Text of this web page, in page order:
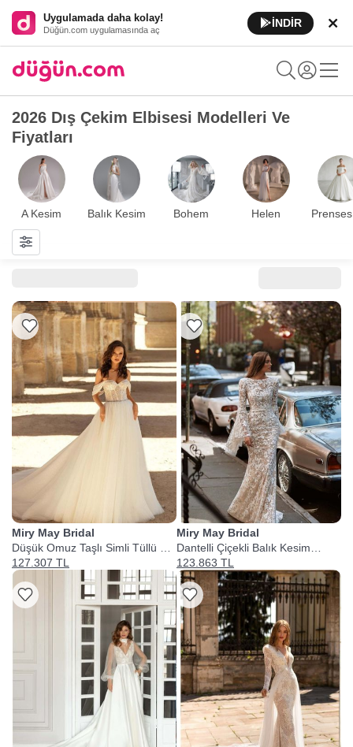
Uygulamada daha kolay!
Düğün.com uygulamasında aç
İNDİR
2026 Dış Çekim Elbisesi Modelleri Ve
Fiyatları
A Kesim Balık Kesim Bohem Helen
Miry May Bridal
Düşük Omuz Taşlı Simli Tüllü A
Kesim Gelinlik
127.307 TL
Miry May Bridal
Dantelli Çiçekli Balık Kesim
Gelinlik
123.863 TL